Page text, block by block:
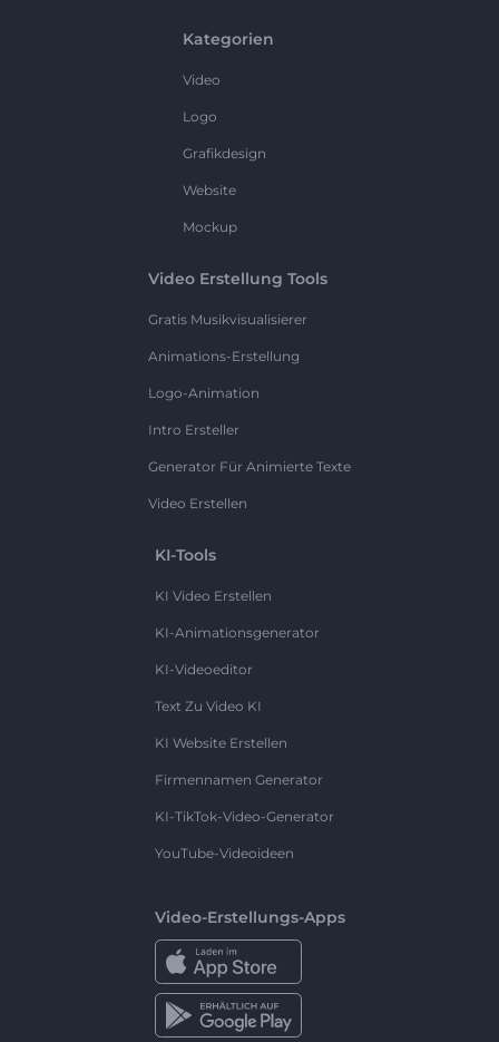
Kategorien
Video
Logo
Grafikdesign
Website
Mockup
Video Erstellung Tools
Gratis Musikvisualisierer
Animations-Erstellung
Logo-Animation
Intro Ersteller
Generator Für Animierte Texte
Video Erstellen
KI-Tools
KI Video Erstellen
KI-Animationsgenerator
KI-Videoeditor
Text Zu Video KI
KI Website Erstellen
Firmennamen Generator
KI-TikTok-Video-Generator
YouTube-Videoideen
Video-Erstellungs-Apps